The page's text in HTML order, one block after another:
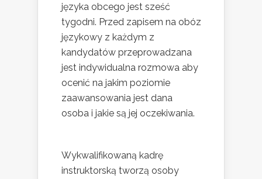
języka obcego jest sześć
tygodni. Przed zapisem na obóz
językowy z każdym z
kandydatów przeprowadzana
jest indywidualna rozmowa aby
ocenić na jakim poziomie
zaawansowania jest dana
osoba i jakie są jej oczekiwania.
Wykwalifikowaną kadrę
instruktorską tworzą osoby